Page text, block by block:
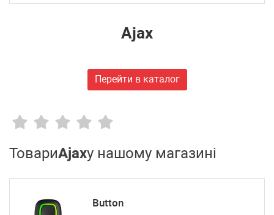
D-Link
Merlion
Dahua
Hikvision
Edge-core
Aruba
Ajax
Перейти в каталог
ТовариAjaxу нашому магазині
Button